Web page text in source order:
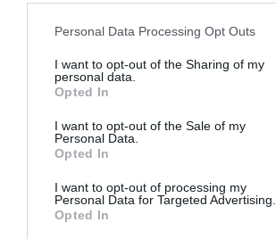
Personal Data Processing Opt Outs
I want to opt-out of the Sharing of my
personal data.
Opted In
I want to opt-out of the Sale of my
Personal Data.
Opted In
I want to opt-out of processing my
Personal Data for Targeted Advertising.
Opted In